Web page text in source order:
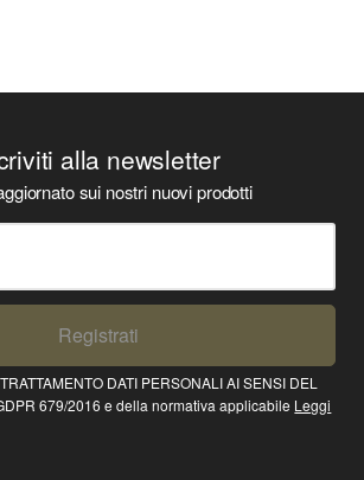
alla newsletter
sui nostri nuovi prodotti
Registrati
DATI PERSONALI AI SENSI DEL
679/2016 e della normativa applicabile Leggi